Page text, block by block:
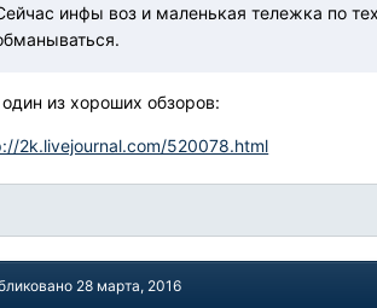
инфы воз и маленькая тележка по
один из хороших обзоров:
2k.livejournal.com/520078.html
28 марта, 2016